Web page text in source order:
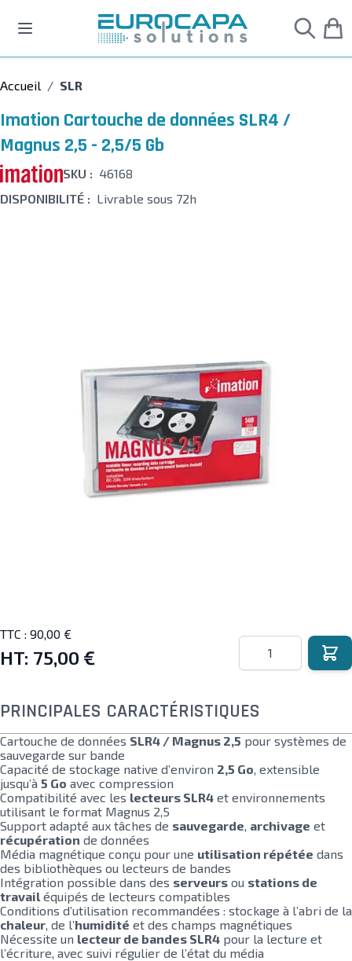
Accueil / SLR
Imation Cartouche de données SLR4 /
Magnus 2,5 - 2,5/5 Gb
SKU : 46168
DISPONIBILITÉ : Livrable sous 72h
TTC : 90,00 €
HT: 75,00 €
Quantité
PRINCIPALES CARACTÉRISTIQUES
Cartouche de données SLR4 / Magnus 2,5 pour systèmes de
sauvegarde sur bande
Capacité de stockage native d’environ 2,5 Go, extensible
jusqu’à 5 Go avec compression
Compatibilité avec les lecteurs SLR4 et environnements
utilisant le format Magnus 2,5
Support adapté aux tâches de sauvegarde, archivage et
récupération de données
Média magnétique conçu pour une utilisation répétée dans
des bibliothèques ou lecteurs de bandes
Intégration possible dans des serveurs ou stations de
travail équipés de lecteurs compatibles
Conditions d’utilisation recommandées : stockage à l’abri de la
chaleur, de l’humidité et des champs magnétiques
Nécessite un lecteur de bandes SLR4 pour la lecture et
l’écriture, avec suivi régulier de l’état du média